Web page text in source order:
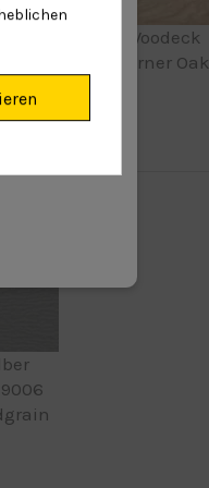
Woodeck
Turner Oak
9006